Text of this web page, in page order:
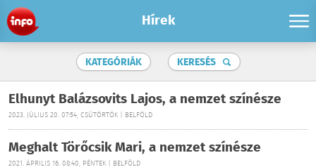
Hírek
KATEGÓRIÁK KERESÉS
Elhunyt Balázsovits Lajos, a nemzet színésze
2023. JÚLIUS 20. 07:54, CSÜTÖRTÖK | BELFÖLD
Meghalt Törőcsik Mari, a nemzet színésze
2021. ÁPRILIS 16. 08:40, PÉNTEK | BELFÖLD